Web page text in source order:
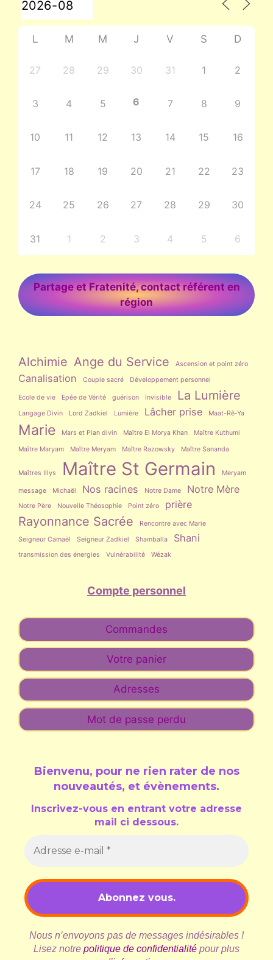
L M M J V S D
27 28 29 30 31 1 2
3 4 5 6 7 8 9
10 11 12 13 14 15 16
17 18 19 20 21 22 23
24 25 26 27 28 29 30
31 1 2 3 4 5 6
Partage et Fratenité, contact référent en
région
Alchimie Ange du Service Ascension et point zéro
Canalisation Couple sacré Développement personnel
Ecole de vie Epée de Vérité guérison Invisible La Lumière
Langage Divin Lord Zadkiel Lumière Lâcher prise Maat-Rê-Ya
Marie Mars et Plan divin Maître El Morya Khan Maître Kuthumi
Maître Maryam Maître Meryam Maître Razowsky Maître Sananda
Maîtres Illys Maître St Germain Meryam
message Michaël Nos racines Notre Dame Notre Mère
Notre Père Nouvelle Théosophie Point zéro prière
Rayonnance Sacrée
Rencontre avec Marie
Seigneur Camaël
Seigneur Zadkiel Shamballa Shani
transmission des énergies Vulnérabilité Wézak
Compte personnel
Commandes
Votre panier
Adresses
Mot de passe perdu
Bienvenu, pour ne rien rater de nos
nouveautés, et évènements.
Inscrivez-vous en entrant votre adresse
mail ci dessous.
Nous n’envoyons pas de messages indésirables !
Lisez notre politique de confidentialité pour plus